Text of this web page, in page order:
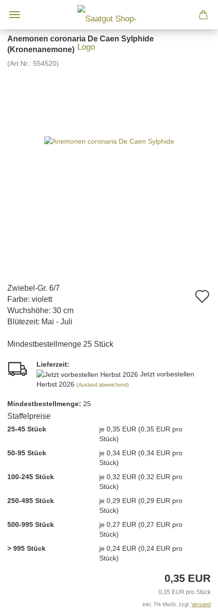
Anemonen coronaria De Caen Sylphide
(Kronenanemone)
(Art.Nr.: 554520)
Zwiebel-Gr. 6/7
Farbe: violett
Wuchshöhe: 30 cm
Blütezeit: Mai - Juli
Mindestbestellmenge 25 Stück
Lieferzeit:
Jetzt vorbestellen
Herbst 2026 (Ausland abweichend)
Mindest­bestellmenge: 25
Staffelpreise
25-45 Stück
je 0,35 EUR (0,35 EUR pro
Stück)
50-95 Stück
je 0,34 EUR (0,34 EUR pro
Stück)
100-245 Stück
je 0,32 EUR (0,32 EUR pro
Stück)
250-495 Stück
je 0,29 EUR (0,29 EUR pro
Stück)
500-995 Stück
je 0,27 EUR (0,27 EUR pro
Stück)
> 995 Stück
je 0,24 EUR (0,24 EUR pro
Stück)
0,35 EUR
0,35 EUR pro Stück
inkl. 7% MwSt. zzgl. Versand